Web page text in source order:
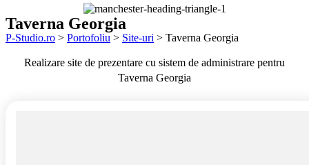
Taverna Georgia
P-Studio.ro > Portofoliu > Site-uri > Taverna Georgia
Realizare site de prezentare cu sistem de administrare pentru
Taverna Georgia